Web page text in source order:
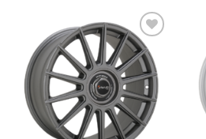
Aggiungi
alla lista
dei
desideri